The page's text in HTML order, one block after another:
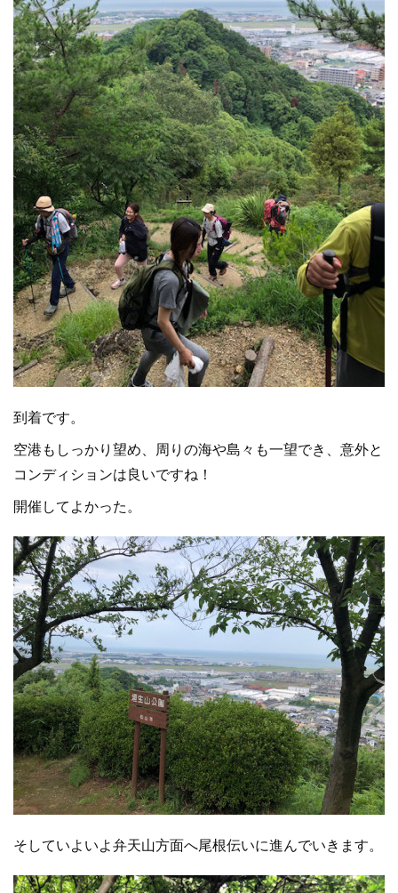
到着です。
空港もしっかり望め、周りの海や島々も一望でき、意外と
コンディションは良いですね！
開催してよかった。
そしていよいよ弁天山方面へ尾根伝いに進んでいきます。